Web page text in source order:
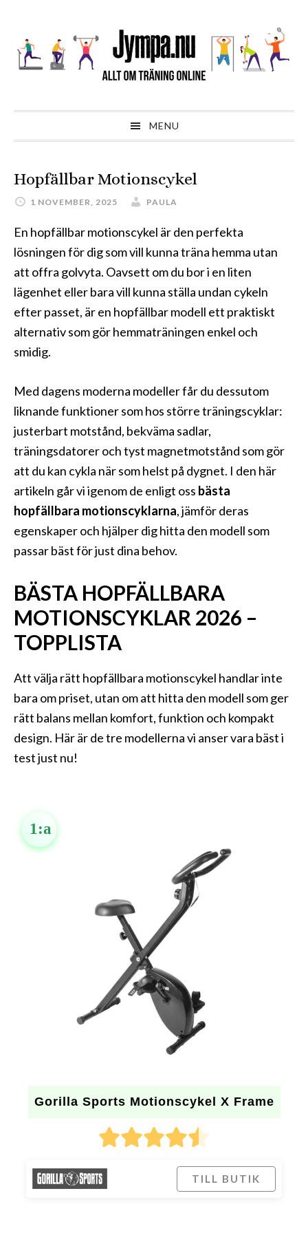
huvudnavigering
huvudinnehåll
sidfot
MENU
Hopfällbar Motionscykel
1 NOVEMBER, 2025 PAULA
En hopfällbar motionscykel är den perfekta
lösningen för dig som vill kunna träna hemma utan
att offra golvyta. Oavsett om du bor i en liten
lägenhet eller bara vill kunna ställa undan cykeln
efter passet, är en hopfällbar modell ett praktiskt
alternativ som gör hemmaträningen enkel och
smidig.
Med dagens moderna modeller får du dessutom
liknande funktioner som hos större träningscyklar:
justerbart motstånd, bekväma sadlar,
träningsdatorer och tyst magnetmotstånd som gör
att du kan cykla när som helst på dygnet. I den här
artikeln går vi igenom de enligt oss bästa
hopfällbara motionscyklarna, jämför deras
egenskaper och hjälper dig hitta den modell som
passar bäst för just dina behov.
BÄSTA HOPFÄLLBARA
MOTIONSCYKLAR 2026 –
TOPPLISTA
Att välja rätt hopfällbara motionscykel handlar inte
bara om priset, utan om att hitta den modell som ger
rätt balans mellan komfort, funktion och kompakt
design. Här är de tre modellerna vi anser vara bäst i
test just nu!
1:a
Gorilla Sports Motionscykel X Frame
TILL BUTIK